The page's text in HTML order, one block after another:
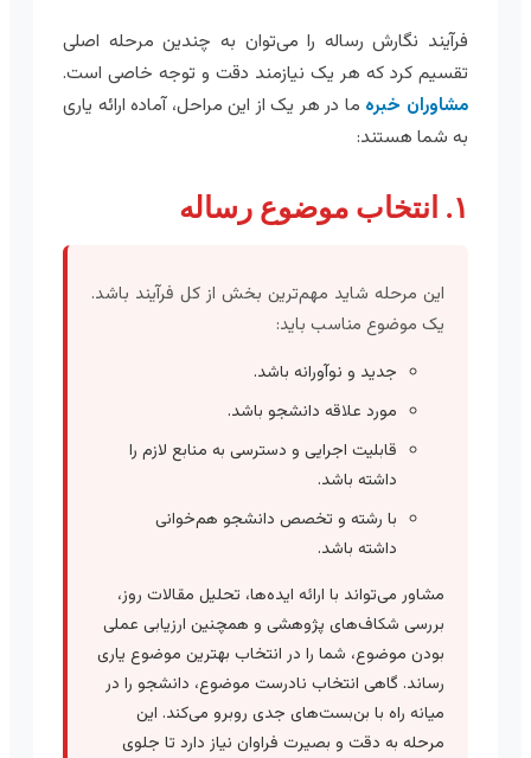
فرآیند نگارش رساله را می‌توان به چندین مرحله اصلی
تقسیم کرد که هر یک نیازمند دقت و توجه خاصی است.
مشاوران خبره ما در هر یک از این مراحل، آماده ارائه یاری
به شما هستند:
این مرحله شاید مهم‌ترین بخش از کل فرآیند باشد.
یک موضوع مناسب باید:
جدید و نوآورانه باشد.
مورد علاقه دانشجو باشد.
قابلیت اجرایی و دسترسی به منابع لازم را
داشته باشد.
با رشته و تخصص دانشجو هم‌خوانی
داشته باشد.
مشاور می‌تواند با ارائه ایده‌ها، تحلیل مقالات روز،
بررسی شکاف‌های پژوهشی و همچنین ارزیابی عملی
بودن موضوع، شما را در انتخاب بهترین موضوع یاری
رساند. گاهی انتخاب نادرست موضوع، دانشجو را در
میانه راه با بن‌بست‌های جدی روبرو می‌کند. این
مرحله به دقت و بصیرت فراوان نیاز دارد تا جلوی